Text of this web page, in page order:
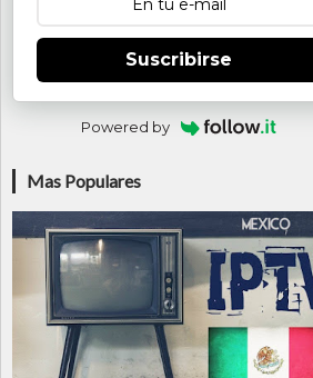
Suscribirse
Powered by
Mas Populares